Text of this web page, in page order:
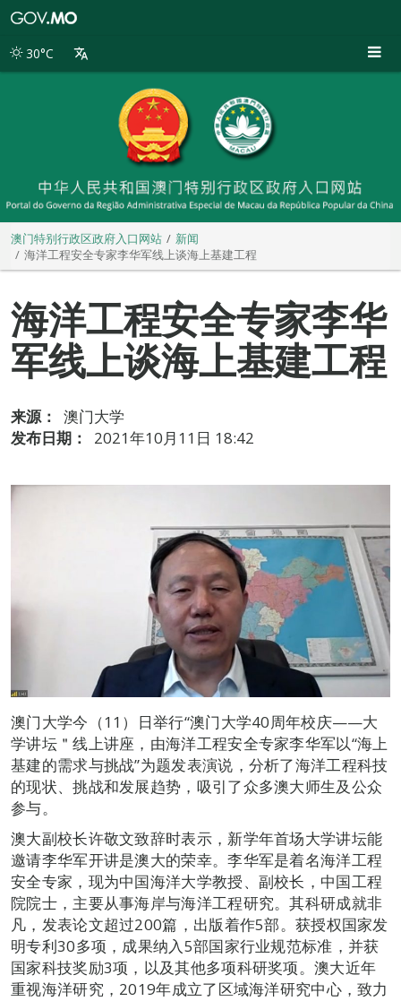
别
30°C
澳门特别行政区政府入口网站
新闻
海洋工程安全专家李华军线上谈海上基建工程
海洋工程安全专家李华
军线上谈海上基建工程
来源：
澳门大学
发布日期：
2021年10月11日 18:42
澳门大学今（11）日举行“澳门大学40周年校庆——大
学讲坛＂线上讲座，由海洋工程安全专家李华军以“海上
基建的需求与挑战”为题发表演说，分析了海洋工程科技
的现状、挑战和发展趋势，吸引了众多澳大师生及公众
参与。
澳大副校长许敬文致辞时表示，新学年首场大学讲坛能
邀请李华军开讲是澳大的荣幸。李华军是着名海洋工程
安全专家，现为中国海洋大学教授、副校长，中国工程
院院士，主要从事海岸与海洋工程研究。其科研成就非
凡，发表论文超过200篇，出版着作5部。获授权国家发
明专利30多项，成果纳入5部国家行业规范标准，并获
国家科技奖励3项，以及其他多项科研奖项。澳大近年
重视海洋研究，2019年成立了区域海洋研究中心，致力